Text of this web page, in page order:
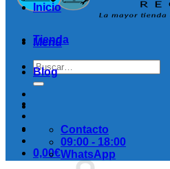
Menú
Buscar
por:
0,00€
Inicio
Tienda
Blog
Contacto
09:00 - 18:00
WhatsApp